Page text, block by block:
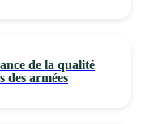
de la qualité
des armées